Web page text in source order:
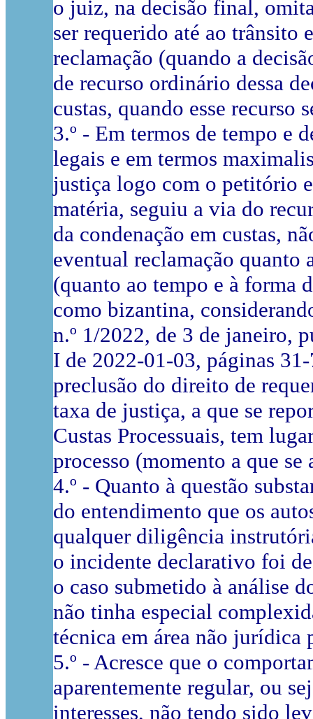
o juiz, na decisão final,
ser requerido até ao trânsito
reclamação (quando a
de recurso ordinário dessa
custas, quando esse recurso
3.º - Em termos de tempo e
legais e em termos
justiça logo com o petitório
matéria, seguiu a via do
da condenação em custas,
eventual reclamação quanto
(quanto ao tempo e à forma
como bizantina,
n.º 1/2022, de 3 de janeiro,
I de 2022-01-03, páginas 31-
preclusão do direito de
taxa de justiça, a que se
Custas Processuais, tem
processo (momento a que
4.º - Quanto à questão
do entendimento que os
qualquer diligência
o incidente declarativo foi
o caso submetido à análise
não tinha especial
técnica em área não jurídica
5.º - Acresce que o
aparentemente regular, ou
interesses, não tendo sido